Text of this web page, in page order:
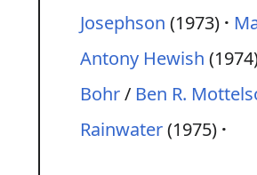
Josephson (1973)
Antony Hewish
Bohr/ Ben R.
Rainwater(1975)